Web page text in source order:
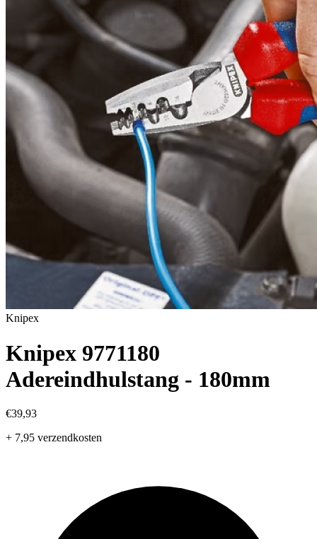
Knipex
Knipex 9771180
Adereindhulstang - 180mm
€39,93
+ 7,95 verzendkosten